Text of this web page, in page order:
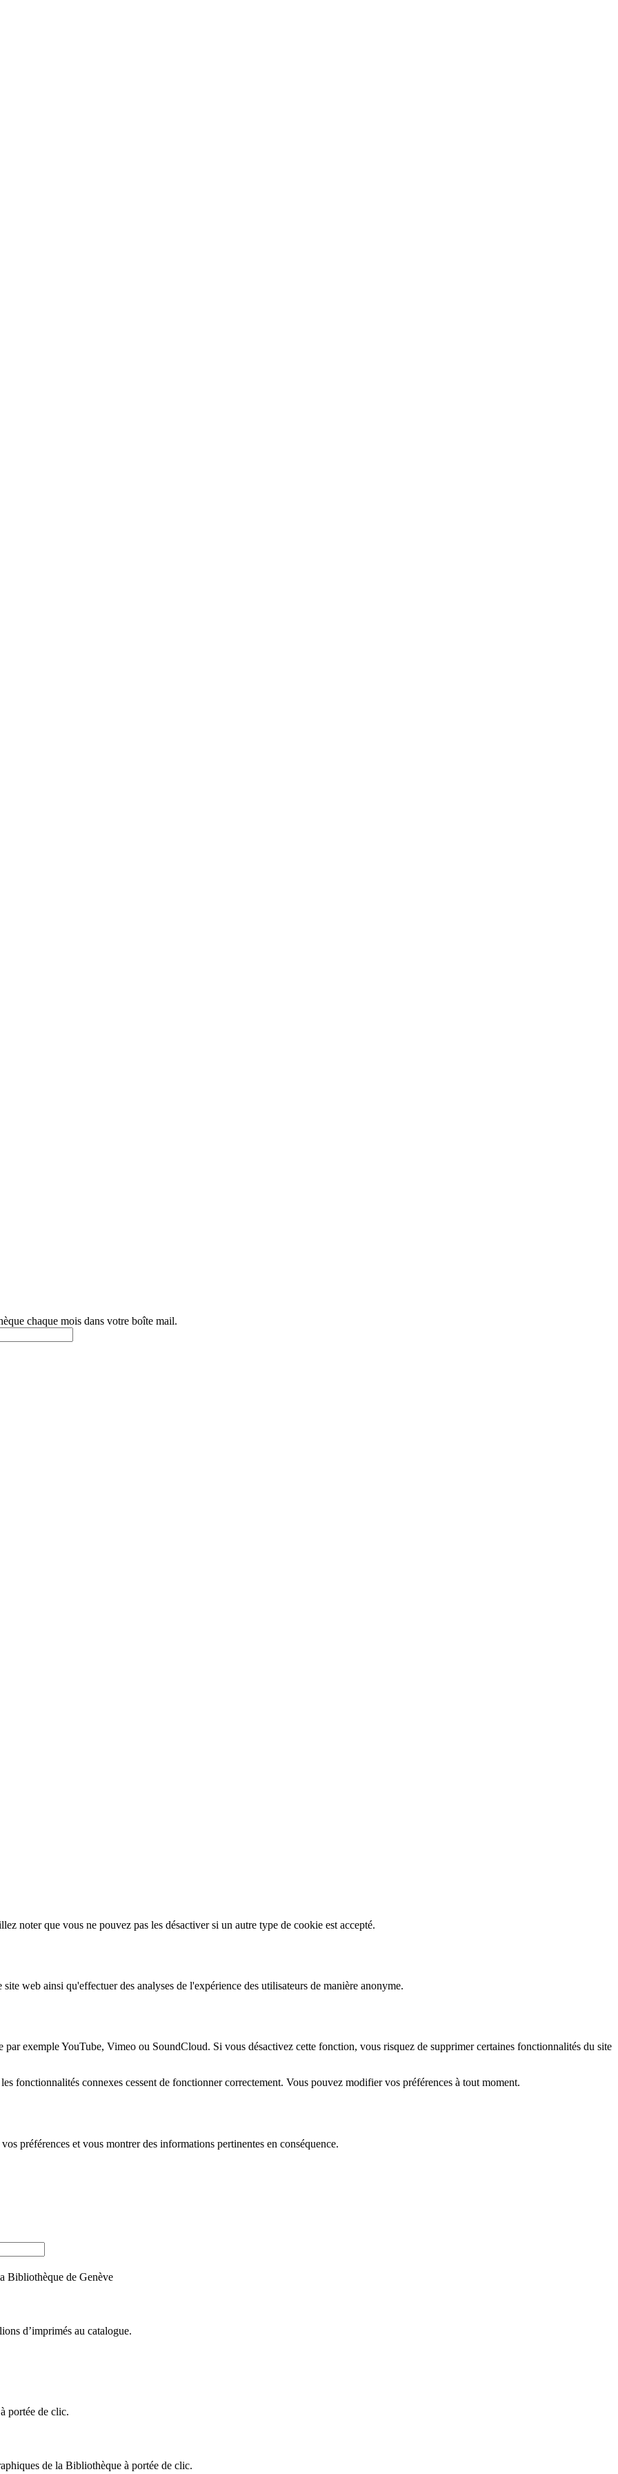
chaque mois dans votre boîte mail.
noter que vous ne pouvez pas les désactiver si un autre type de cookie est accepté.
web ainsi qu'effectuer des analyses de l'expérience des utilisateurs de manière anonyme.
exemple YouTube, Vimeo ou SoundCloud. Si vous désactivez cette fonction, vous risquez de supprimer certaines fonctionnalités du site
fonctionnalités connexes cessent de fonctionner correctement. Vous pouvez modifier vos préférences à tout moment.
préférences et vous montrer des informations pertinentes en conséquence.
Bibliothèque de Genève
d’imprimés au catalogue.
portée de clic.
de la Bibliothèque à portée de clic.